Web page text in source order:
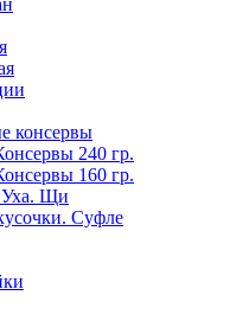
консервы
240 гр.
160 гр.
Щи
Суфле